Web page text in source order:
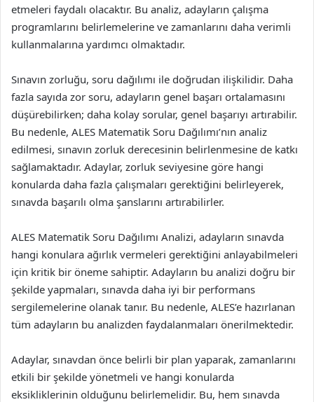
etmeleri faydalı olacaktır. Bu analiz, adayların çalışma
programlarını belirlemelerine ve zamanlarını daha verimli
kullanmalarına yardımcı olmaktadır.
Sınavın zorluğu, soru dağılımı ile doğrudan ilişkilidir. Daha
fazla sayıda zor soru, adayların genel başarı ortalamasını
düşürebilirken; daha kolay sorular, genel başarıyı artırabilir.
Bu nedenle, ALES Matematik Soru Dağılımı’nın analiz
edilmesi, sınavın zorluk derecesinin belirlenmesine de katkı
sağlamaktadır. Adaylar, zorluk seviyesine göre hangi
konularda daha fazla çalışmaları gerektiğini belirleyerek,
sınavda başarılı olma şanslarını artırabilirler.
ALES Matematik Soru Dağılımı Analizi, adayların sınavda
hangi konulara ağırlık vermeleri gerektiğini anlayabilmeleri
için kritik bir öneme sahiptir. Adayların bu analizi doğru bir
şekilde yapmaları, sınavda daha iyi bir performans
sergilemelerine olanak tanır. Bu nedenle, ALES’e hazırlanan
tüm adayların bu analizden faydalanmaları önerilmektedir.
Adaylar, sınavdan önce belirli bir plan yaparak, zamanlarını
etkili bir şekilde yönetmeli ve hangi konularda
eksikliklerinin olduğunu belirlemelidir. Bu, hem sınavda